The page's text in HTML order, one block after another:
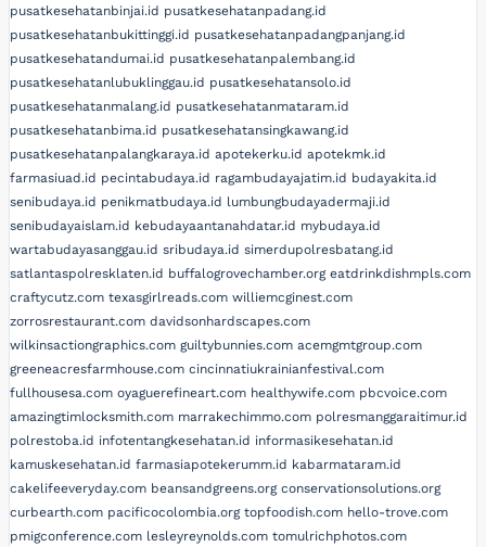
pusatkesehatanbinjai.id pusatkesehatanpadang.id
pusatkesehatanbukittinggi.id pusatkesehatanpadangpanjang.id
pusatkesehatandumai.id pusatkesehatanpalembang.id
pusatkesehatanlubuklinggau.id pusatkesehatansolo.id
pusatkesehatanmalang.id pusatkesehatanmataram.id
pusatkesehatanbima.id pusatkesehatansingkawang.id
pusatkesehatanpalangkaraya.id apotekerku.id apotekmk.id
farmasiuad.id pecintabudaya.id ragambudayajatim.id budayakita.id
senibudaya.id penikmatbudaya.id lumbungbudayadermaji.id
senibudayaislam.id kebudayaantanahdatar.id mybudaya.id
wartabudayasanggau.id sribudaya.id simerdupolresbatang.id
satlantaspolresklaten.id buffalogrovechamber.org eatdrinkdishmpls.com
craftycutz.com texasgirlreads.com williemcginest.com
zorrosrestaurant.com davidsonhardscapes.com
wilkinsactiongraphics.com guiltybunnies.com acemgmtgroup.com
greeneacresfarmhouse.com cincinnatiukrainianfestival.com
fullhousesa.com oyaguerefineart.com healthywife.com pbcvoice.com
amazingtimlocksmith.com marrakechimmo.com polresmanggaraitimur.id
polrestoba.id infotentangkesehatan.id informasikesehatan.id
kamuskesehatan.id farmasiapotekerumm.id kabarmataram.id
cakelifeeveryday.com beansandgreens.org conservationsolutions.org
curbearth.com pacificocolombia.org topfoodish.com hello-trove.com
pmigconference.com lesleyreynolds.com tomulrichphotos.com